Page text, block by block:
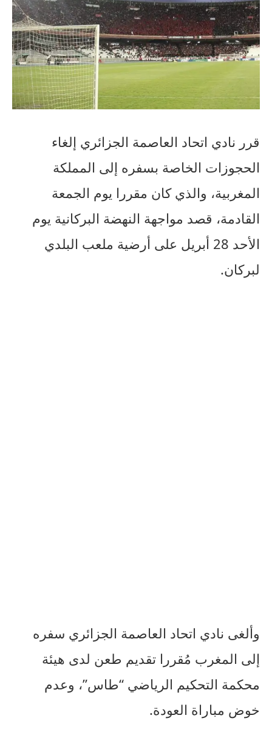
قرر نادي اتحاد العاصمة الجزائري إلغاء
الحجوزات الخاصة بسفره إلى المملكة
المغربية، والذي كان مقررا يوم الجمعة
القادمة، قصد مواجهة النهضة البركانية يوم
الأحد 28 أبريل على أرضية ملعب البلدي
لبركان.
وألغى نادي اتحاد العاصمة الجزائري سفره
إلى المغرب مُقررا تقديم طعن لدى هيئة
محكمة التحكيم الرياضي “طاس”، وعدم
خوض مباراة العودة.